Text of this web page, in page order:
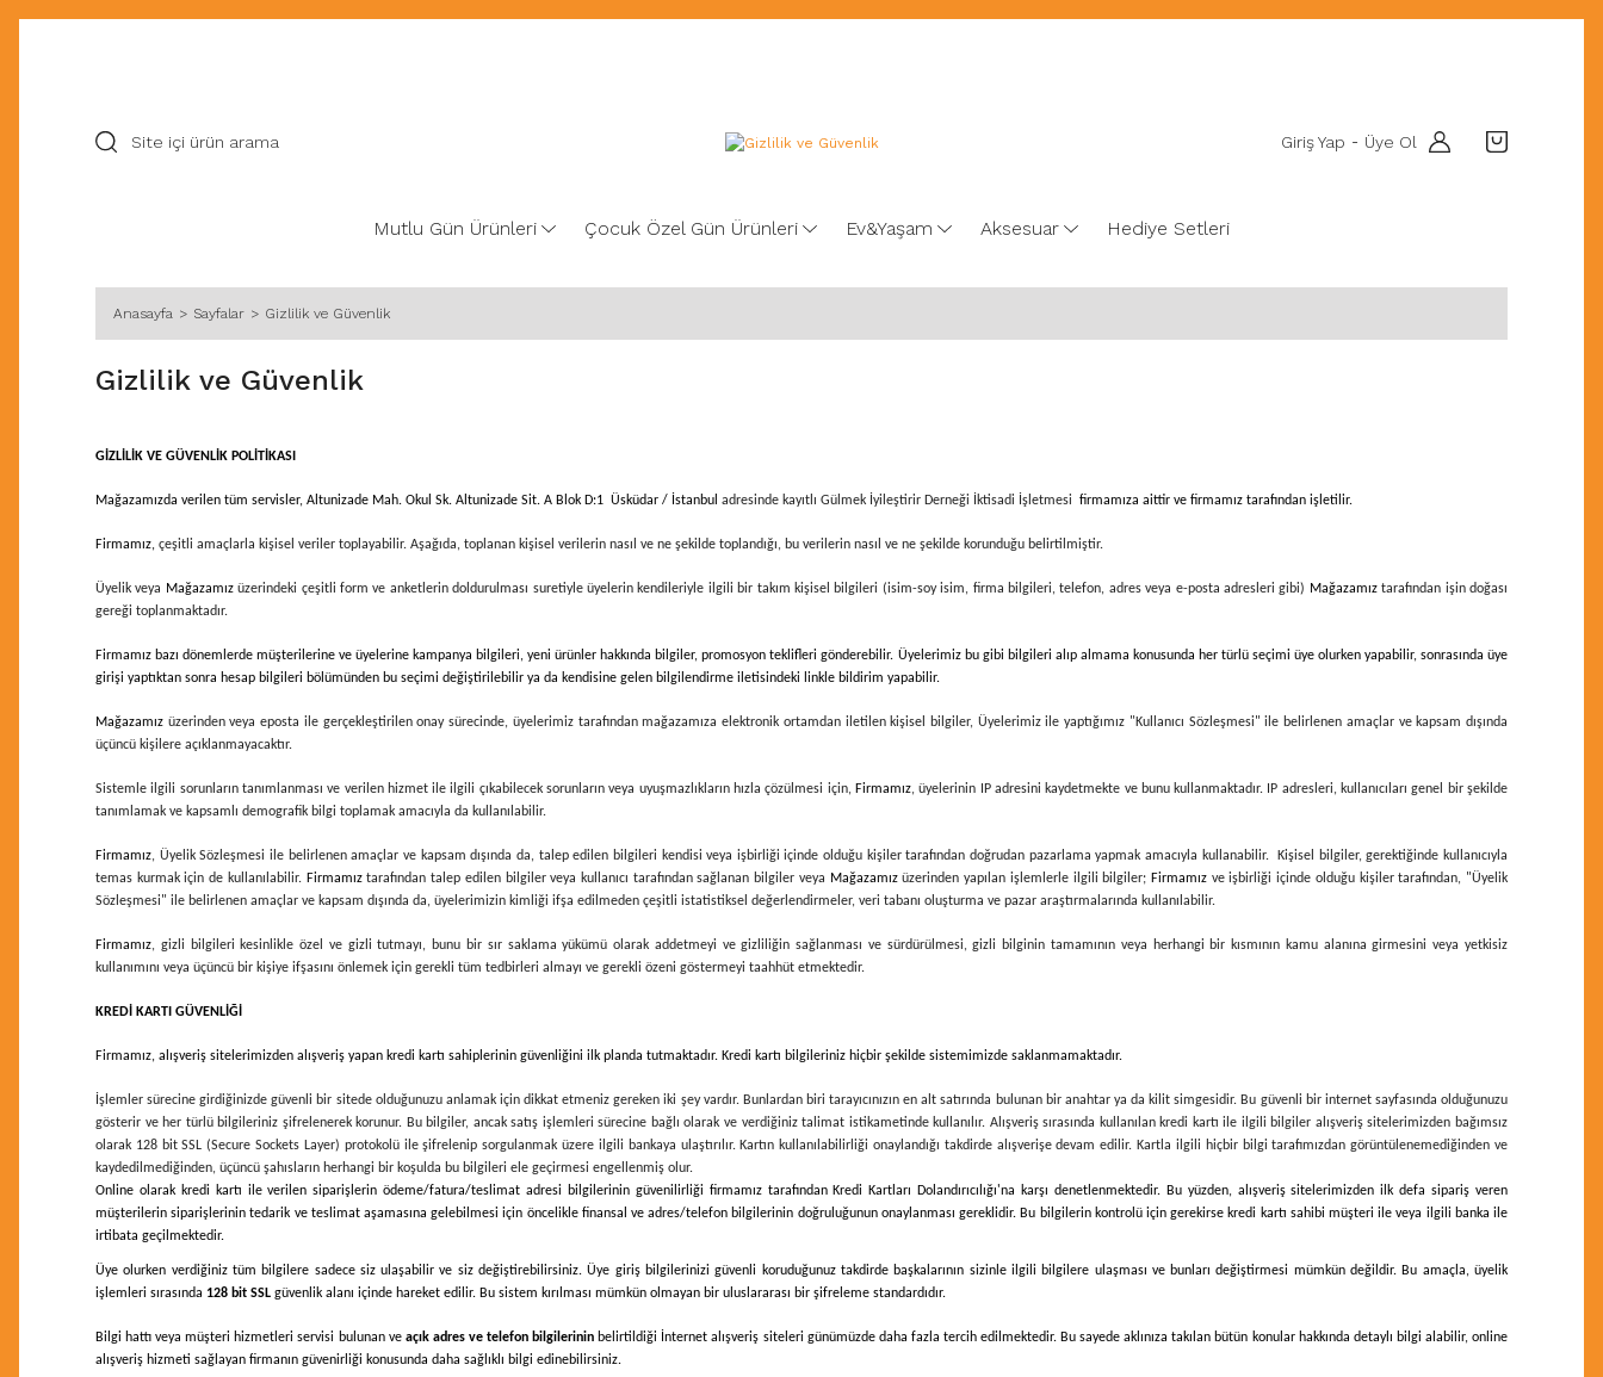
Giriş Yap - Üye Ol
Mutlu Gün Ürünleri Çocuk Özel Gün Ürünleri Ev&Yaşam Aksesuar Hediye Setleri
Anasayfa Sayfalar Gizlilik ve Güvenlik
Gizlilik ve Güvenlik
GİZLİLİK VE GÜVENLİK POLİTİKASI
Mağazamızda verilen tüm servisler, Altunizade Mah. Okul Sk. Altunizade Sit. A Blok D:1 Üsküdar / İstanbul adresinde kayıtlı Gülmek İyileştirir Derneği İktisadi İşletmesi firmamıza aittir ve firmamız tarafından işletilir.
Firmamız, çeşitli amaçlarla kişisel veriler toplayabilir. Aşağıda, toplanan kişisel verilerin nasıl ve ne şekilde toplandığı, bu verilerin nasıl ve ne şekilde korunduğu belirtilmiştir.
Üyelik veya Mağazamızüzerindeki çeşitli form ve anketlerin doldurulması suretiyle üyelerin kendileriyle ilgili bir takım kişisel bilgileri (isim-soy isim, firma bilgileri, telefon, adres veya e-posta adresleri gibi) Mağazamıztarafından işin doğası
gereği toplanmaktadır.
Firmamız bazı dönemlerde müşterilerine ve üyelerine kampanya bilgileri, yeni ürünler hakkında bilgiler, promosyon teklifleri gönderebilir. Üyelerimiz bu gibi bilgileri alıp almama konusunda her türlü seçimi üye olurken yapabilir, sonrasında üye
girişi yaptıktan sonra hesap bilgileri bölümünden bu seçimi değiştirilebilir ya da kendisine gelen bilgilendirme iletisindeki linkle bildirim yapabilir.
Mağazamız üzerinden veya eposta ile gerçekleştirilen onay sürecinde, üyelerimiz tarafından mağazamıza elektronik ortamdan iletilen kişisel bilgiler, Üyelerimiz ile yaptığımız "Kullanıcı Sözleşmesi" ile belirlenen amaçlar ve kapsam dışında
üçüncü kişilere açıklanmayacaktır.
Sistemle ilgili sorunların tanımlanması ve verilen hizmet ile ilgili çıkabilecek sorunların veya uyuşmazlıkların hızla çözülmesi için, Firmamız, üyelerinin IP adresini kaydetmekte ve bunu kullanmaktadır. IP adresleri, kullanıcıları genel bir şekilde
tanımlamak ve kapsamlı demografik bilgi toplamak amacıyla da kullanılabilir.
Firmamız, Üyelik Sözleşmesi ile belirlenen amaçlar ve kapsam dışında da, talep edilen bilgileri kendisi veya işbirliği içinde olduğu kişiler tarafından doğrudan pazarlama yapmak amacıyla kullanabilir. Kişisel bilgiler, gerektiğinde kullanıcıyla
temas kurmak için de kullanılabilir. Firmamıztarafından talep edilen bilgiler veya kullanıcı tarafından sağlanan bilgiler veya Mağazamızüzerinden yapılan işlemlerle ilgili bilgiler; Firmamız ve işbirliği içinde olduğu kişiler tarafından, "Üyelik
Sözleşmesi" ile belirlenen amaçlar ve kapsam dışında da, üyelerimizin kimliği ifşa edilmeden çeşitli istatistiksel değerlendirmeler, veri tabanı oluşturma ve pazar araştırmalarında kullanılabilir.
Firmamız, gizli bilgileri kesinlikle özel ve gizli tutmayı, bunu bir sır saklama yükümü olarak addetmeyi ve gizliliğin sağlanması ve sürdürülmesi, gizli bilginin tamamının veya herhangi bir kısmının kamu alanına girmesini veya yetkisiz
kullanımını veya üçüncü bir kişiye ifşasını önlemek için gerekli tüm tedbirleri almayı ve gerekli özeni göstermeyi taahhüt etmektedir.
KREDİ KARTI GÜVENLİĞİ
Firmamız, alışveriş sitelerimizden alışveriş yapan kredi kartı sahiplerinin güvenliğini ilk planda tutmaktadır. Kredi kartı bilgileriniz hiçbir şekilde sistemimizde saklanmamaktadır.
İşlemler sürecine girdiğinizde güvenli bir sitede olduğunuzu anlamak için dikkat etmeniz gereken iki şey vardır. Bunlardan biri tarayıcınızın en alt satırında bulunan bir anahtar ya da kilit simgesidir. Bu güvenli bir internet sayfasında olduğunuzu
gösterir ve her türlü bilgileriniz şifrelenerek korunur. Bu bilgiler, ancak satış işlemleri sürecine bağlı olarak ve verdiğiniz talimat istikametinde kullanılır. Alışveriş sırasında kullanılan kredi kartı ile ilgili bilgiler alışveriş sitelerimizden bağımsız
olarak 128 bit SSL (Secure Sockets Layer) protokolü ile şifrelenip sorgulanmak üzere ilgili bankaya ulaştırılır. Kartın kullanılabilirliği onaylandığı takdirde alışverişe devam edilir. Kartla ilgili hiçbir bilgi tarafımızdan görüntülenemediğinden ve
kaydedilmediğinden, üçüncü şahısların herhangi bir koşulda bu bilgileri ele geçirmesi engellenmiş olur.
Online olarak kredi kartı ile verilen siparişlerin ödeme/fatura/teslimat adresi bilgilerinin güvenilirliği firmamız tarafından Kredi Kartları Dolandırıcılığı'na karşı denetlenmektedir. Bu yüzden, alışveriş sitelerimizden ilk defa sipariş veren
müşterilerin siparişlerinin tedarik ve teslimat aşamasına gelebilmesi için öncelikle finansal ve adres/telefon bilgilerinin doğruluğunun onaylanması gereklidir. Bu bilgilerin kontrolü için gerekirse kredi kartı sahibi müşteri ile veya ilgili banka ile
irtibata geçilmektedir.
Üye olurken verdiğiniz tüm bilgilere sadece siz ulaşabilir ve siz değiştirebilirsiniz. Üye giriş bilgilerinizi güvenli koruduğunuz takdirde başkalarının sizinle ilgili bilgilere ulaşması ve bunları değiştirmesi mümkün değildir. Bu amaçla, üyelik
işlemleri sırasında 128 bit SSL güvenlik alanı içinde hareket edilir. Bu sistem kırılması mümkün olmayan bir uluslararası bir şifreleme standardıdır.
Bilgi hattı veya müşteri hizmetleri servisi bulunan ve açık adres ve telefon bilgilerinin belirtildiği İnternet alışveriş siteleri günümüzde daha fazla tercih edilmektedir. Bu sayede aklınıza takılan bütün konular hakkında detaylı bilgi alabilir, online
alışveriş hizmeti sağlayan firmanın güvenirliği konusunda daha sağlıklı bilgi edinebilirsiniz.